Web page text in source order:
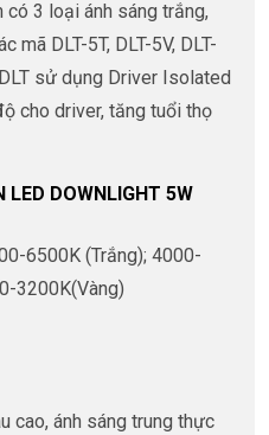
có 3 loại ánh sáng trắng,
mã DLT-5T, DLT-5V, DLT-
sử dụng Driver Isolated
cho driver, tăng tuổi thọ
LED DOWNLIGHT 5W
6500K (Trắng); 4000-
3200K(Vàng)
cao, ánh sáng trung thực